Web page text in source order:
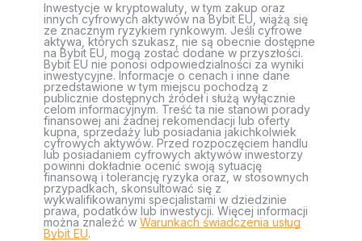
Inwestycje w kryptowaluty, w tym zakup oraz
innych cyfrowych aktywów na Bybit EU, wiążą się
ze znacznym ryzykiem rynkowym. Jeśli cyfrowe
aktywa, których szukasz, nie są obecnie dostępne
na Bybit EU, mogą zostać dodane w przyszłości.
Bybit EU nie ponosi odpowiedzialności za wyniki
inwestycyjne. Informacje o cenach i inne dane
przedstawione w tym miejscu pochodzą z
publicznie dostępnych źródeł i służą wyłącznie
celom informacyjnym. Treść ta nie stanowi porady
finansowej ani żadnej rekomendacji lub oferty
kupna, sprzedaży lub posiadania jakichkolwiek
cyfrowych aktywów. Przed rozpoczęciem handlu
lub posiadaniem cyfrowych aktywów inwestorzy
powinni dokładnie ocenić swoją sytuację
finansową i tolerancję ryzyka oraz, w stosownych
przypadkach, skonsultować się z
wykwalifikowanymi specjalistami w dziedzinie
prawa, podatków lub inwestycji. Więcej informacji
można znaleźć w Warunkach świadczenia usług
Bybit EU.